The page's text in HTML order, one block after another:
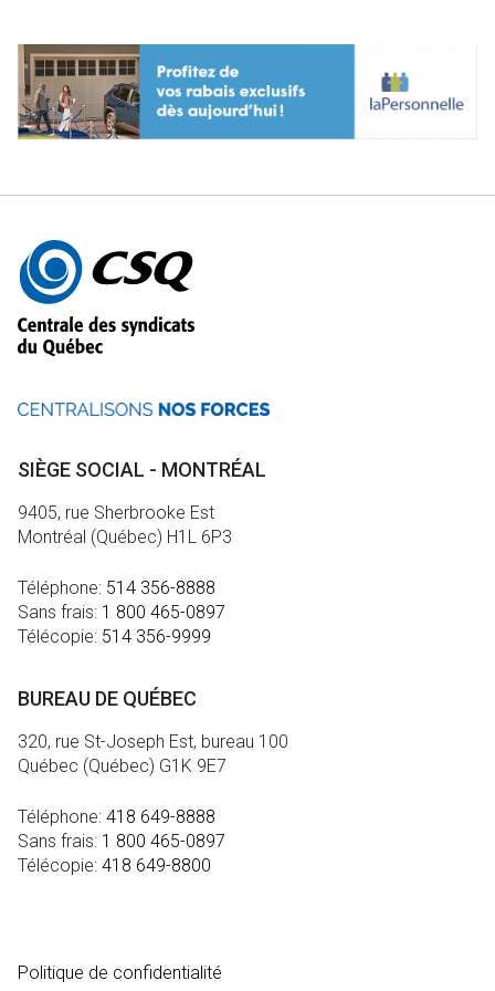
Autres
informations
SIÈGE SOCIAL - MONTRÉAL
9405, rue Sherbrooke Est
Montréal (Québec) H1L 6P3
Téléphone: 514 356-8888
Sans frais: 1 800 465-0897
Télécopie: 514 356-9999
BUREAU DE QUÉBEC
320, rue St-Joseph Est, bureau 100
Québec (Québec) G1K 9E7
Téléphone: 418 649-8888
Sans frais: 1 800 465-0897
Télécopie: 418 649-8800
Politique de confidentialité